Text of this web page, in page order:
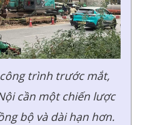
trình trước mắt,
cần một chiến lược
bộ và dài hạn hơn.